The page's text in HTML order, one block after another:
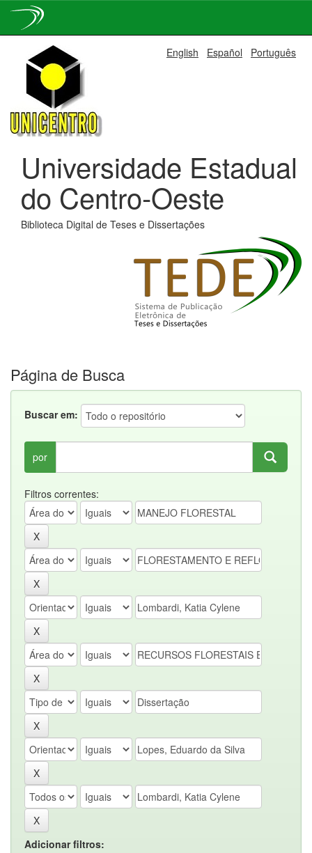
navigation
English Español Português
Universidade Estadual
do Centro-Oeste
Biblioteca Digital de Teses e Dissertações
Página de Busca
Buscar em:
por
Filtros correntes:
Adicionar filtros: